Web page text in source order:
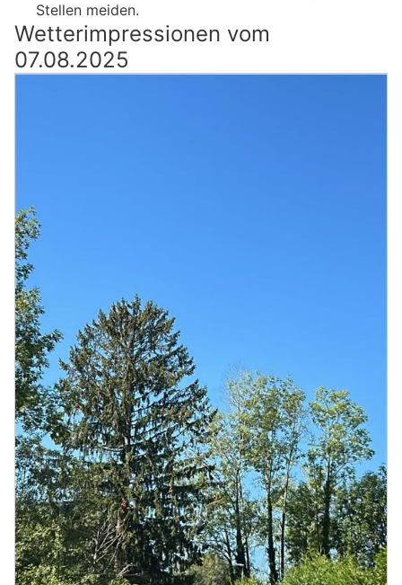
Stellen meiden.
Wetterimpressionen vom
07.08.2025